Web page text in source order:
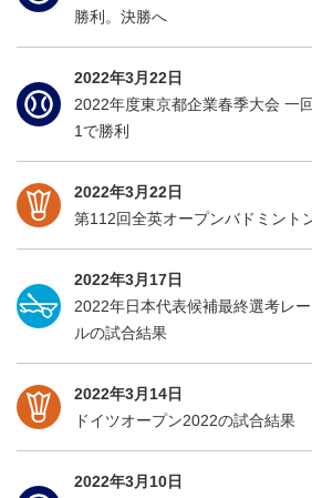
勝利。決勝へ
2022年3月22日
2022年度東京都企業春季大会 一
1で勝利
2022年3月22日
第112回全英オープンバドミント
2022年3月17日
2022年日本代表候補最終選考レ
ルの試合結果
2022年3月14日
ドイツオープン2022の試合結果
2022年3月10日